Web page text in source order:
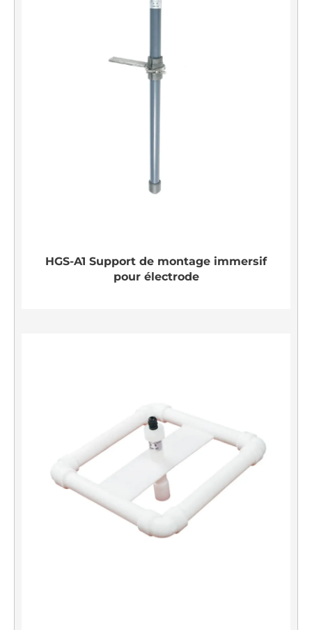
HGS-A1 Support de montage immersif
pour électrode